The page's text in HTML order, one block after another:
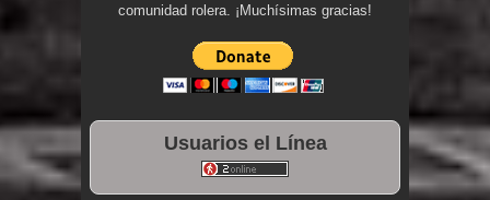
comunidad rolera. ¡Muchísimas gracias!
Usuarios el Línea